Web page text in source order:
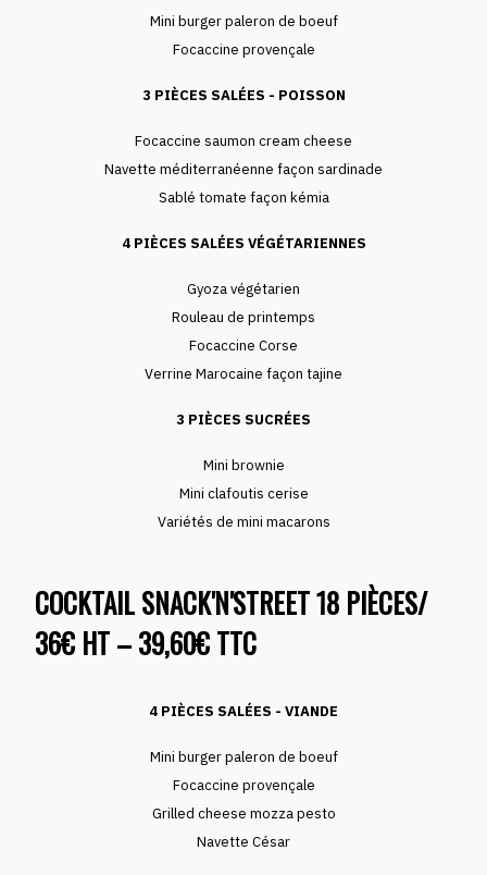
Mini burger paleron de boeuf
Focaccine provençale
3 PIÈCES SALÉES - POISSON
Focaccine saumon cream cheese
Navette méditerranéenne façon sardinade
Sablé tomate façon kémia
4 PIÈCES SALÉES VÉGÉTARIENNES
Gyoza végétarien
Rouleau de printemps
Focaccine Corse
Verrine Marocaine façon tajine
3 PIÈCES SUCRÉES
Mini brownie
Mini clafoutis cerise
Variétés de mini macarons
COCKTAIL SNACK'N'STREET 18 PIÈCES/
36€ HT – 39,60€ TTC
4 PIÈCES SALÉES - VIANDE
Mini burger paleron de boeuf
Focaccine provençale
Grilled cheese mozza pesto
Navette César